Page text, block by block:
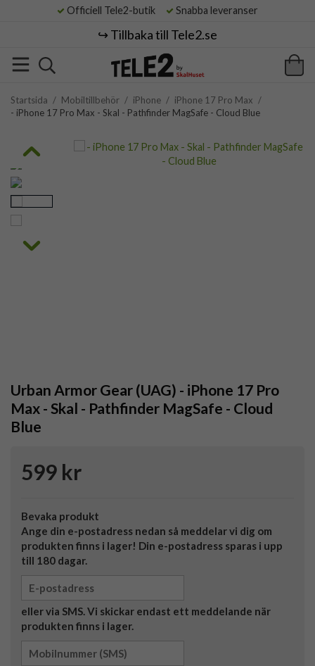
Officiell Tele2-butik Snabba leveranser
↪️ Tillbaka till Tele2.se
Startsida / Mobiltillbehör / iPhone / iPhone 17 Pro Max /
- iPhone 17 Pro Max - Skal - Pathfinder MagSafe - Cloud Blue
Urban Armor Gear (UAG) - iPhone 17 Pro
Max - Skal - Pathfinder MagSafe - Cloud
Blue
599 kr
Bevaka produkt
Ange din e-postadress nedan så meddelar vi dig om
produkten finns i lager! Din e-postadress sparas i upp
till 180 dagar.
eller via SMS. Vi skickar endast ett meddelande när
produkten finns i lager.